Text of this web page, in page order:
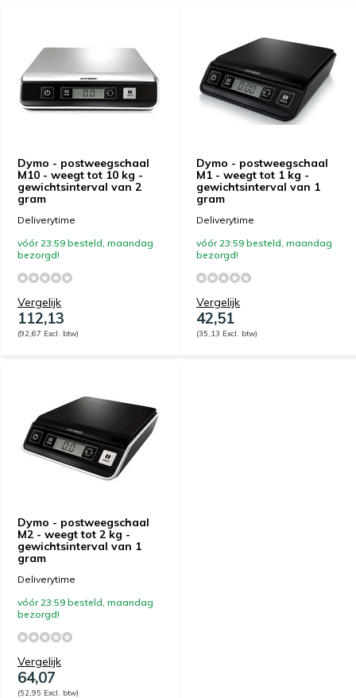
Dymo - postweegschaal
M10 - weegt tot 10 kg -
gewichtsinterval van 2
gram
Deliverytime
vóór 23:59 besteld, maandag
bezorgd!
Vergelijk
112,13
(92,67 Excl. btw)
Dymo - postweegschaal
M1 - weegt tot 1 kg -
gewichtsinterval van 1
gram
Deliverytime
vóór 23:59 besteld, maandag
bezorgd!
Vergelijk
42,51
(35,13 Excl. btw)
Dymo - postweegschaal
M2 - weegt tot 2 kg -
gewichtsinterval van 1
gram
Deliverytime
vóór 23:59 besteld, maandag
bezorgd!
Vergelijk
64,07
(52,95 Excl. btw)